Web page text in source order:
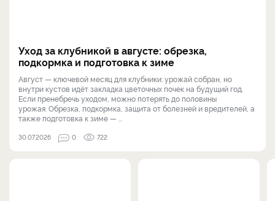
Уход за клубникой в августе: обрезка,
подкормка и подготовка к зиме
Август — ключевой месяц для клубники: урожай собран, но
внутри кустов идёт закладка цветочных почек на будущий год.
Если пренебречь уходом, можно потерять до половины
урожая. Обрезка, подкормка, защита от болезней и вредителей, а
также подготовка к зиме — ...
30.07.2026 0 722